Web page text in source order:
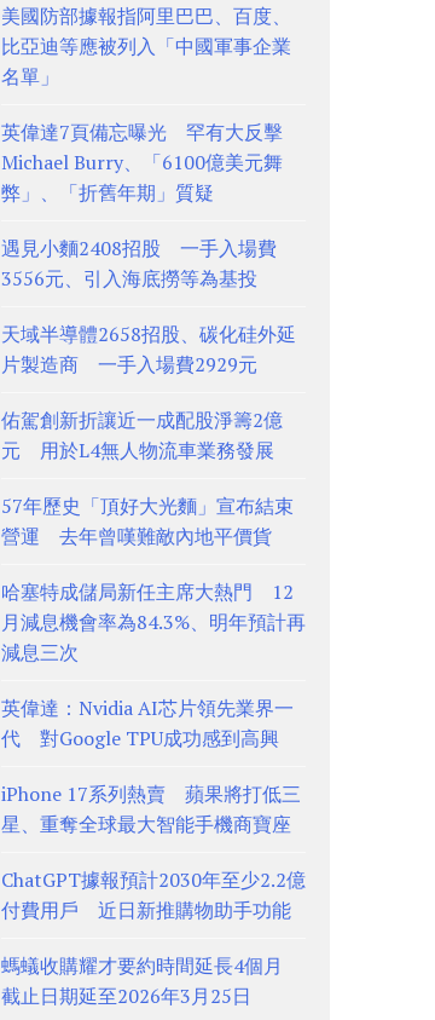
美國防部據報指阿里巴巴、百度、
比亞迪等應被列入「中國軍事企業
名單」
英偉達7頁備忘曝光 罕有大反擊
Michael Burry、「6100億美元舞
弊」、「折舊年期」質疑
遇見小麵2408招股 一手入場費
3556元、引入海底撈等為基投
天域半導體2658招股、碳化硅外延
片製造商 一手入場費2929元
佑駕創新折讓近一成配股淨籌2億
元 用於L4無人物流車業務發展
57年歷史「頂好大光麵」宣布結束
營運 去年曾嘆難敵內地平價貨
哈塞特成儲局新任主席大熱門 12
月減息機會率為84.3%、明年預計再
減息三次
英偉達：Nvidia AI芯片領先業界一
代 對Google TPU成功感到高興
iPhone 17系列熱賣 蘋果將打低三
星、重奪全球最大智能手機商寶座
ChatGPT據報預計2030年至少2.2億
付費用戶 近日新推購物助手功能
螞蟻收購耀才要約時間延長4個月
截止日期延至2026年3月25日